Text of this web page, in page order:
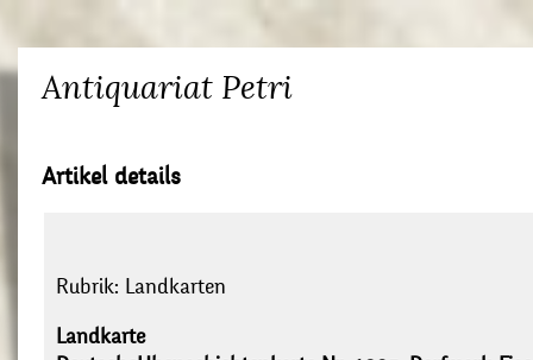
Antiquariat Petri
Artikel details
Rubrik: Landkarten
Landkarte